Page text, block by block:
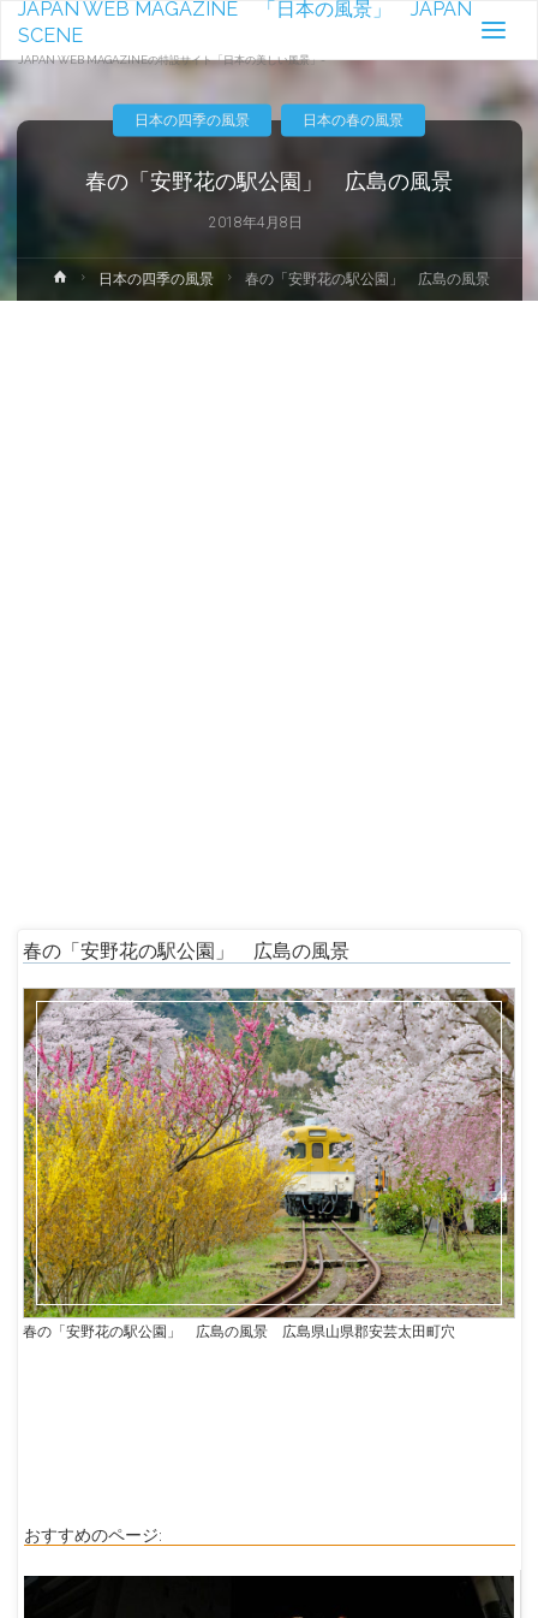
JAPAN WEB MAGAZINE 「日本の風景」 JAPAN
SCENE
JAPAN WEB MAGAZINEの特設サイト「日本の美しい風景」-
春の「安野花の駅公園」 広島の風景
2018年4月8日
日本の四季の風景 日本の春の風景
ホ
ー
日本の四季の風景 春の「安野花の駅公園」 広島の風景
春の「安野花の駅公園」 広島の風景
春の「安野花の駅公園」 広島の風景 広島県山県郡安芸太田町穴
おすすめのページ: